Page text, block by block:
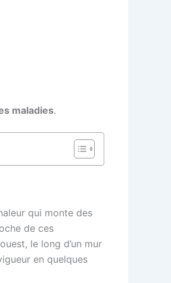
maladies.
qui monte des
de ces
le long d’un mur
en quelques